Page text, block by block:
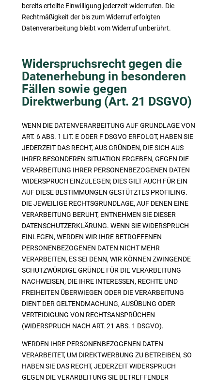
bereits erteilte Einwilligung jederzeit widerrufen. Die
Rechtmäßigkeit der bis zum Widerruf erfolgten
Datenverarbeitung bleibt vom Widerruf unberührt.
Widerspruchsrecht gegen die
Datenerhebung in besonderen
Fällen sowie gegen
Direktwerbung (Art. 21 DSGVO)
WENN DIE DATENVERARBEITUNG AUF GRUNDLAGE VON
ART. 6 ABS. 1 LIT. E ODER F DSGVO ERFOLGT, HABEN SIE
JEDERZEIT DAS RECHT, AUS GRÜNDEN, DIE SICH AUS
IHRER BESONDEREN SITUATION ERGEBEN, GEGEN DIE
VERARBEITUNG IHRER PERSONENBEZOGENEN DATEN
WIDERSPRUCH EINZULEGEN; DIES GILT AUCH FÜR EIN
AUF DIESE BESTIMMUNGEN GESTÜTZTES PROFILING.
DIE JEWEILIGE RECHTSGRUNDLAGE, AUF DENEN EINE
VERARBEITUNG BERUHT, ENTNEHMEN SIE DIESER
DATENSCHUTZERKLÄRUNG. WENN SIE WIDERSPRUCH
EINLEGEN, WERDEN WIR IHRE BETROFFENEN
PERSONENBEZOGENEN DATEN NICHT MEHR
VERARBEITEN, ES SEI DENN, WIR KÖNNEN ZWINGENDE
SCHUTZWÜRDIGE GRÜNDE FÜR DIE VERARBEITUNG
NACHWEISEN, DIE IHRE INTERESSEN, RECHTE UND
FREIHEITEN ÜBERWIEGEN ODER DIE VERARBEITUNG
DIENT DER GELTENDMACHUNG, AUSÜBUNG ODER
VERTEIDIGUNG VON RECHTSANSPRÜCHEN
(WIDERSPRUCH NACH ART. 21 ABS. 1 DSGVO).
WERDEN IHRE PERSONENBEZOGENEN DATEN
VERARBEITET, UM DIREKTWERBUNG ZU BETREIBEN, SO
HABEN SIE DAS RECHT, JEDERZEIT WIDERSPRUCH
GEGEN DIE VERARBEITUNG SIE BETREFFENDER